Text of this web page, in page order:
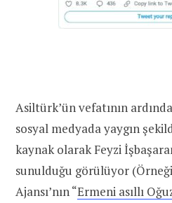
Asiltürk’ün vefatının
sosyal medyada yaygın
kaynak olarak Feyzi
sunulduğu görülüyor
Ajansı’nın “Ermeni asıllı